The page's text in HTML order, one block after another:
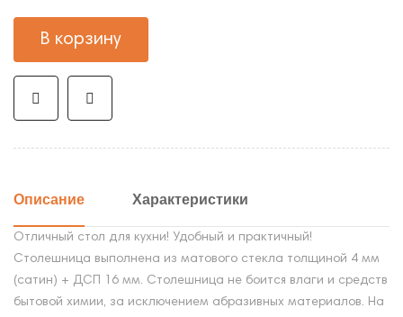
В корзину
Описание Характеристики
Отличный стол для кухни! Удобный и практичный!
Столешница выполнена из матового стекла толщиной 4 мм
(сатин) + ДСП 16 мм. Столешница не боится влаги и средств
бытовой химии, за исключением абразивных материалов. На